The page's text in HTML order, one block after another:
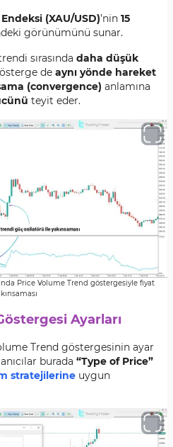
(XAU/USD)’nin 15
görünümünü sunar.
sırasında daha düşük
de aynı yönde hareket
(convergence) anlamına
teyit eder.
Price Volume Trend göstergesiyle fiyat
Ayarları
Trend göstergesinin ayar
burada “Type of Price”
stratejilerine uygun